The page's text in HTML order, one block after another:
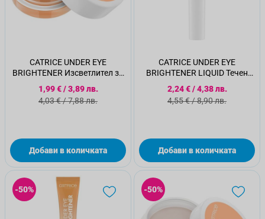
CATRICE UNDER EYE
BRIGHTENER Изсветлител за
под очи 020
Специална цена
1,99 €/3,89 лв.
Стандартна цена
4,03 €/7,88 лв.
Добави в количката
CATRICE UNDER EYE
BRIGHTENER LIQUID Течен
изсветлител за под очи 010
Специална цена
2,24 €/4,38 лв.
Стандартна цена
4,55 €/8,90 лв.
Добави в количката
-50% -50%